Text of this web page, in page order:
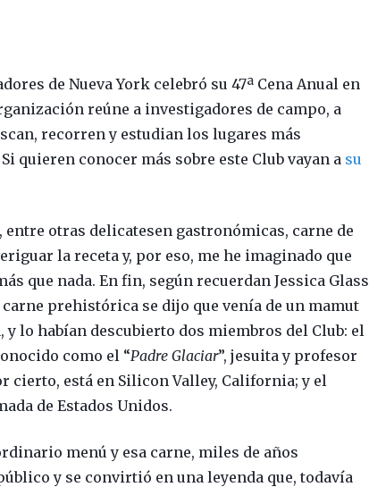
de Nueva York celebró su 47ª Cena Anual en
reúne a investigadores de campo, a
recorren y estudian los lugares más
quieren conocer más sobre este Club vayan a su
entre otras delicatesen gastronómicas, carne de
la receta y, por eso, me he imaginado que
que nada. En fin, según recuerdan Jessica Glass
prehistórica se dijo que venía de un mamut
lo habían descubierto dos miembros del Club: el
como el “Padre Glaciar”, jesuita y profesor
cierto, está en Silicon Valley, California; y el
de Estados Unidos.
menú y esa carne, miles de años
y se convirtió en una leyenda que, todavía